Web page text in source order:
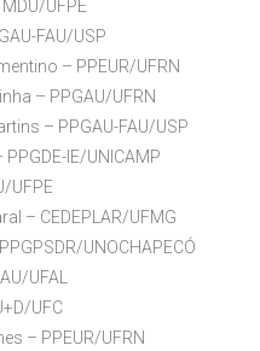
UFPE
FAU/USP
– PPEUR/UFRN
– PPGAU/UFRN
– PPGAU-FAU/USP
IE/UNICAMP
UFPE
– CEDEPLAR/UFMG
UNOCHAPECÓ
UFAL
UFC
– PPEUR/UFRN